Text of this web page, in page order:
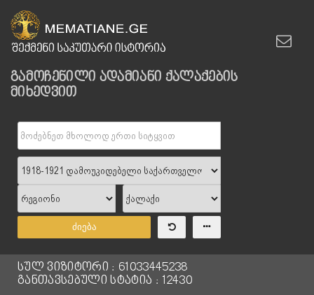
გამოჩენილი ადამიანი ქალაქების
მიხედვით
ძიება
სულ ვიზიტორი : 61033445238
განთავსებული სტატია : 12430